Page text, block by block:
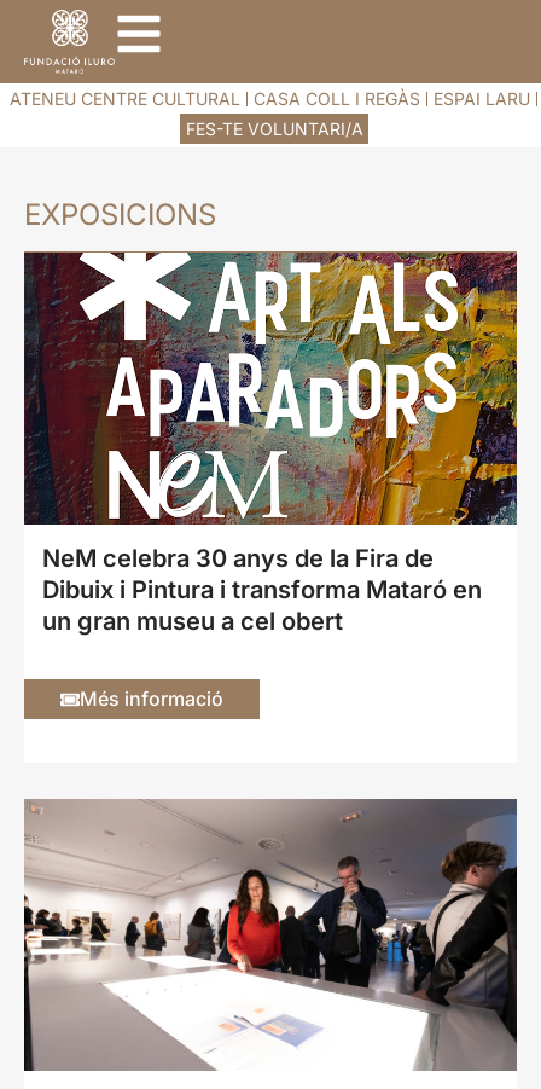
ATENEU CENTRE CULTURAL CASA COLL I REGÀS
ESPAI LARU
FES-TE VOLUNTARI/A
EXPOSICIONS
NeM celebra 30 anys de la Fira de
Dibuix i Pintura i transforma Mataró en
un gran museu a cel obert
Més informació